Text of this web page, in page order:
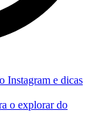
Instagram e dicas
o explorar do